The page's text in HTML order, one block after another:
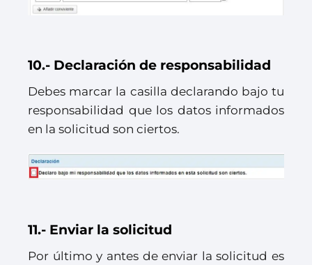
10.- Declaración de responsabilidad
Debes marcar la casilla declarando bajo tu
responsabilidad que los datos informados
en la solicitud son ciertos.
11.- Enviar la solicitud
Por último y antes de enviar la solicitud es